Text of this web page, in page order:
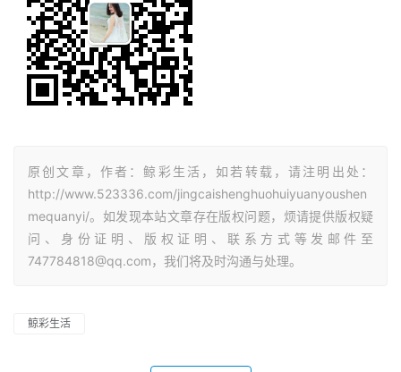
原创文章，作者：鲸彩生活，如若转载，请注明出处：
http://www.523336.com/jingcaishenghuohuiyuanyoushen
mequanyi/。如发现本站文章存在版权问题，烦请提供版权疑
问、身份证明、版权证明、联系方式等发邮件至
747784818@qq.com，我们将及时沟通与处理。
鲸彩生活